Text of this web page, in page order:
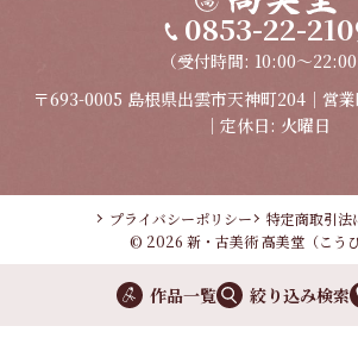
0853-22-
（受付時間: 10:00～22:00
〒693-0005 島根県出雲市天神町204｜営
｜定休日: 火曜日
プライバシーポリシー
特定商取引法
© 2026 新・古美術 高美堂（こうび
作品一覧 絞り込み検索